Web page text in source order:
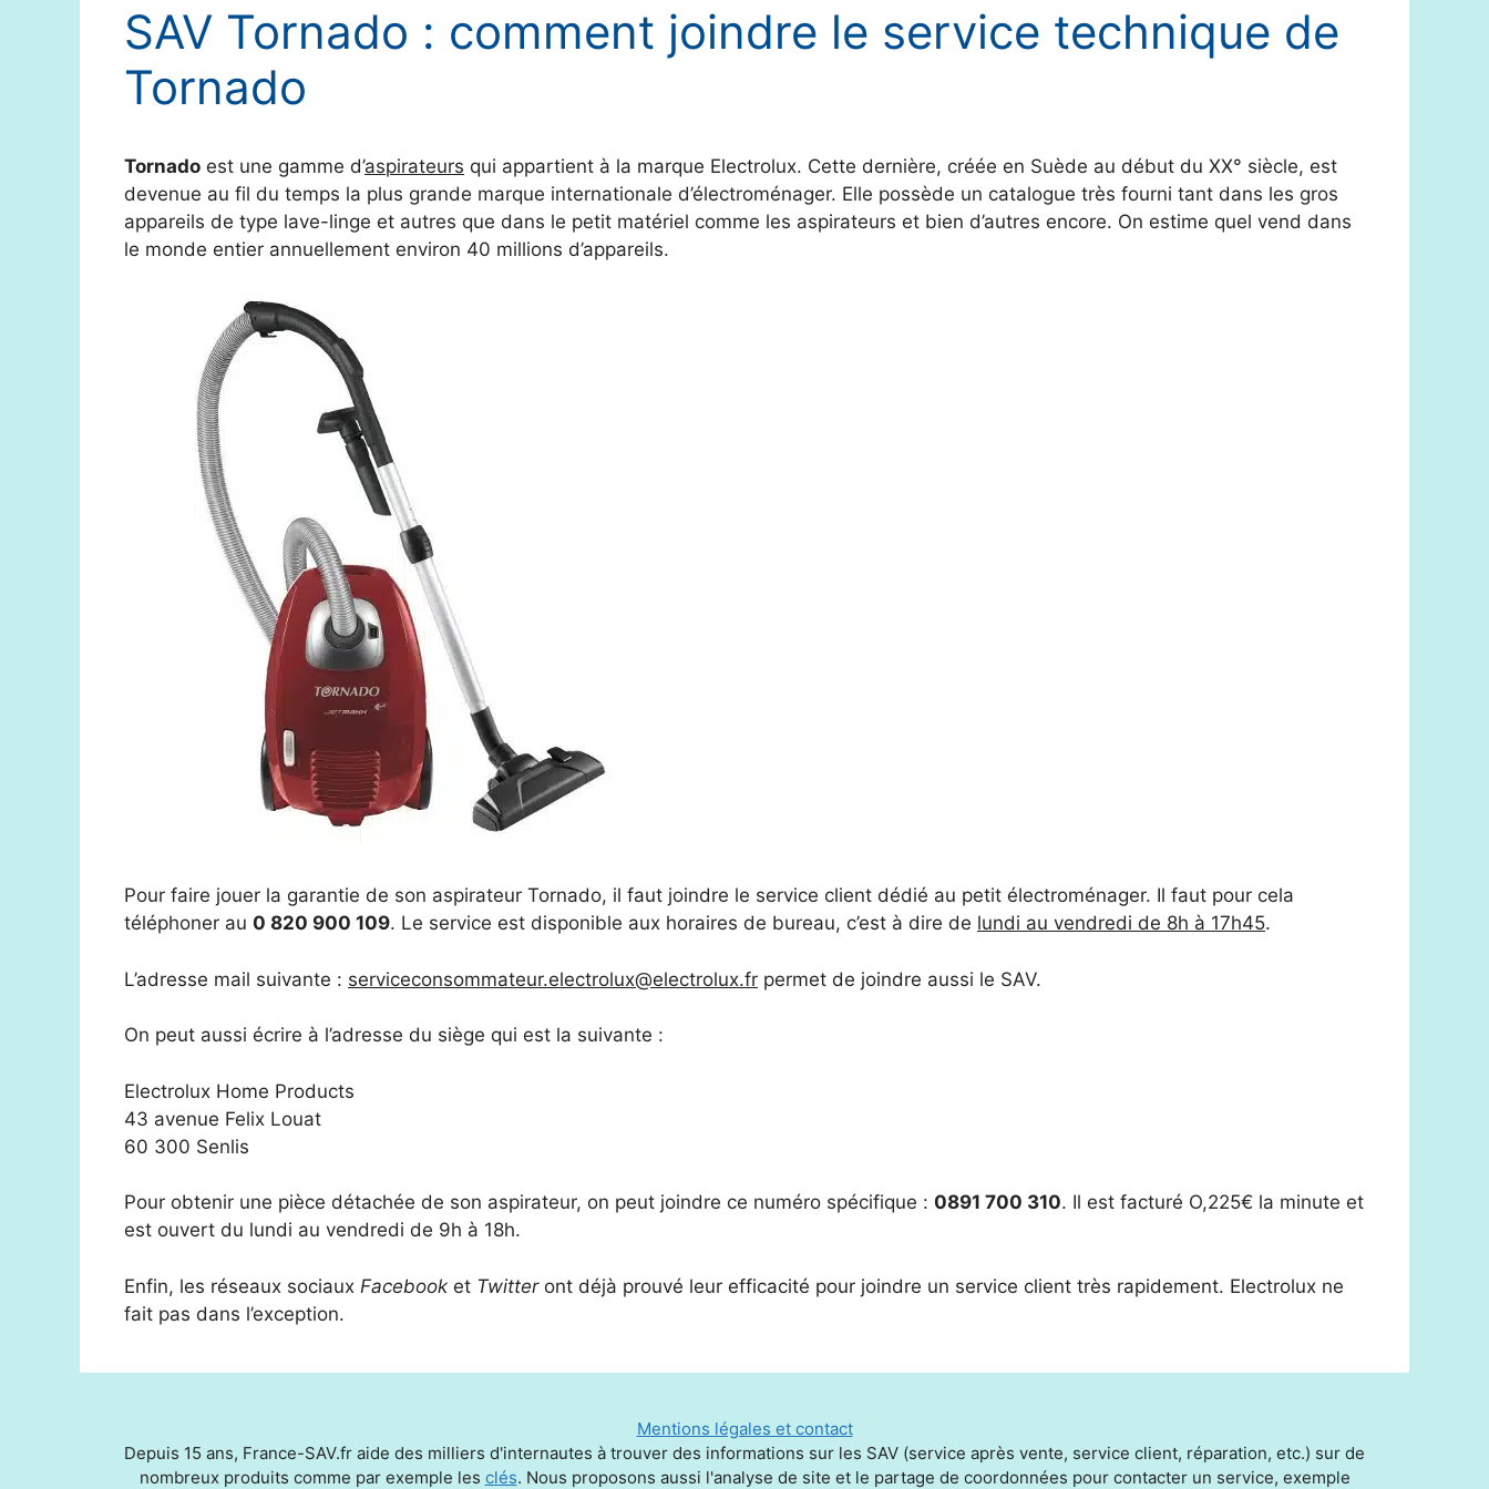
SAV Tornado : comment joindre le service technique de
Tornado
Tornado est une gamme d’aspirateurs qui appartient à la marque Electrolux. Cette dernière, créée en Suède au début du XX° siècle, est
devenue au fil du temps la plus grande marque internationale d’électroménager. Elle possède un catalogue très fourni tant dans les gros
appareils de type lave-linge et autres que dans le petit matériel comme les aspirateurs et bien d’autres encore. On estime quel vend dans
le monde entier annuellement environ 40 millions d’appareils.
Pour faire jouer la garantie de son aspirateur Tornado, il faut joindre le service client dédié au petit électroménager. Il faut pour cela
téléphoner au 0 820 900 109. Le service est disponible aux horaires de bureau, c’est à dire de lundi au vendredi de 8h à 17h45.
L’adresse mail suivante : serviceconsommateur.electrolux@electrolux.fr permet de joindre aussi le SAV.
On peut aussi écrire à l’adresse du siège qui est la suivante :
Electrolux Home Products
43 avenue Felix Louat
60 300 Senlis
Pour obtenir une pièce détachée de son aspirateur, on peut joindre ce numéro spécifique : 0891 700 310. Il est facturé O,225€ la minute et
est ouvert du lundi au vendredi de 9h à 18h.
Enfin, les réseaux sociaux Facebook et Twitteront déjà prouvé leur efficacité pour joindre un service client très rapidement. Electrolux ne
fait pas dans l’exception.
Mentions légales et contact
Depuis 15 ans, France-SAV.fr aide des milliers d'internautes à trouver des informations sur les SAV (service après vente, service client, réparation, etc.) sur de
nombreux produits comme par exemple les clés. Nous proposons aussi l'analyse de site et le partage de coordonnées pour contacter un service, exemple